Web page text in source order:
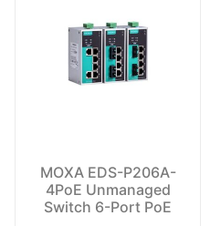
MOXA EDS-P206A-
4PoE Unmanaged
Switch 6-Port PoE